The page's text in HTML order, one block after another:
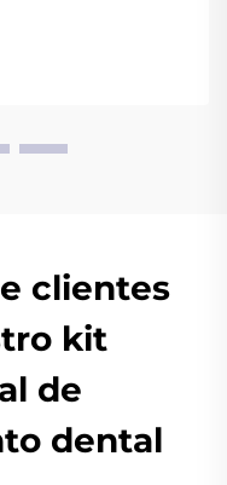
clientes
kit
de
dental